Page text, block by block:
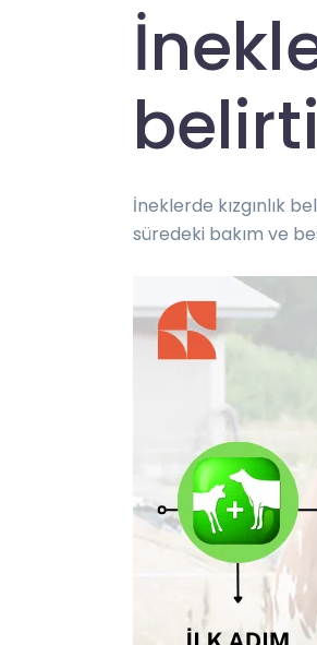
İneklerde kızgınlık
süredeki bakım ve